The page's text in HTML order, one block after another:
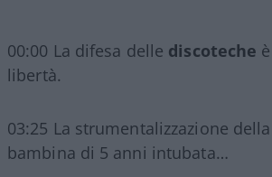
00:00 La difesa delle discoteche
libertà.
03:25 La strumentalizzazione
bambina di 5 anni intubata…